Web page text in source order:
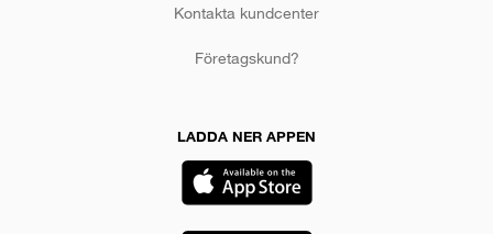
Kontakta kundcenter
Företagskund?
LADDA NER APPEN